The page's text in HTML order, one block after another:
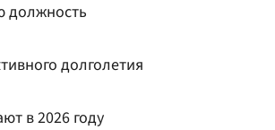
должность
долголетия
в 2026 году